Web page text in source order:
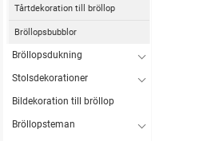
Tårtdekoration till bröllop
Bröllopsbubblor
Bröllopsdukning
Stolsdekorationer
Bildekoration till bröllop
Bröllopsteman